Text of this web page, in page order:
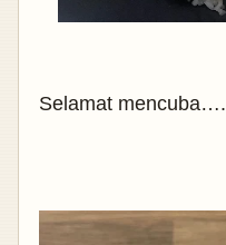
Selamat mencuba….